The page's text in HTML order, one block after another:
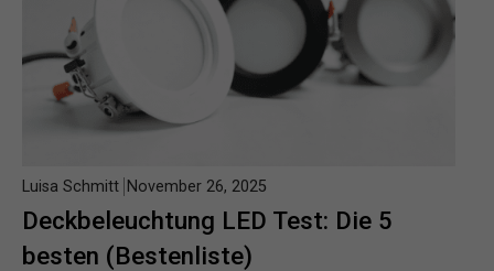
Deckbeleuchtung LED Test: Die 5
besten (Bestenliste)
Luisa Schmitt November 26, 2025